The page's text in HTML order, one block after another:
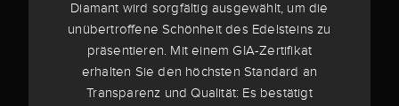
Diamant wird sorgfältig ausgewählt, um die
unübertroffene Schönheit des Edelsteins zu
präsentieren. Mit einem GIA-Zertifikat
erhalten Sie den höchsten Standard an
Transparenz und Qualität: Es bestätigt